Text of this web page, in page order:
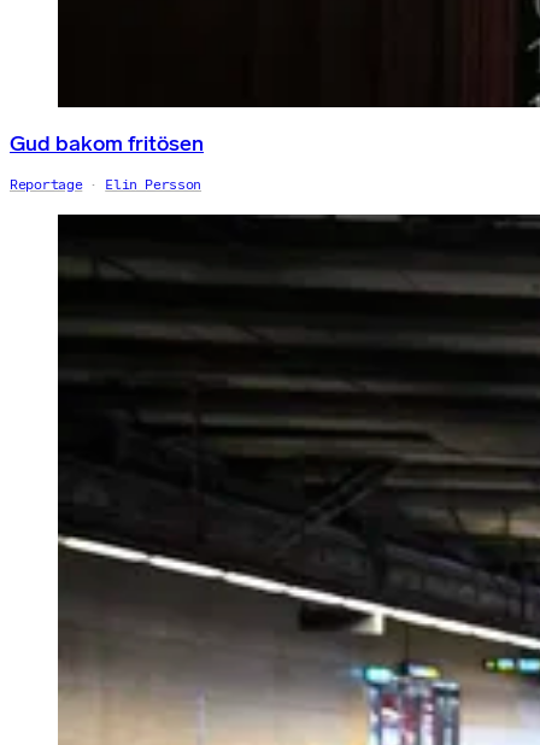
Gud bakom fritösen
Reportage Elin Persson